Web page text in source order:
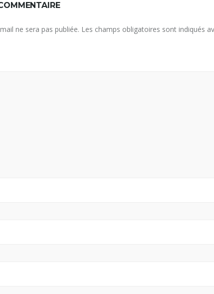
ne sera pas publiée. Les champs obligatoires sont indiqués